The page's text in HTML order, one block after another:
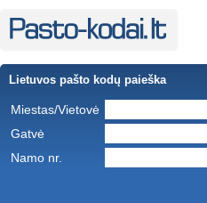
Lietuvos pašto kodų paieška
Miestas/Vietovė
Gatvė
Namo nr.